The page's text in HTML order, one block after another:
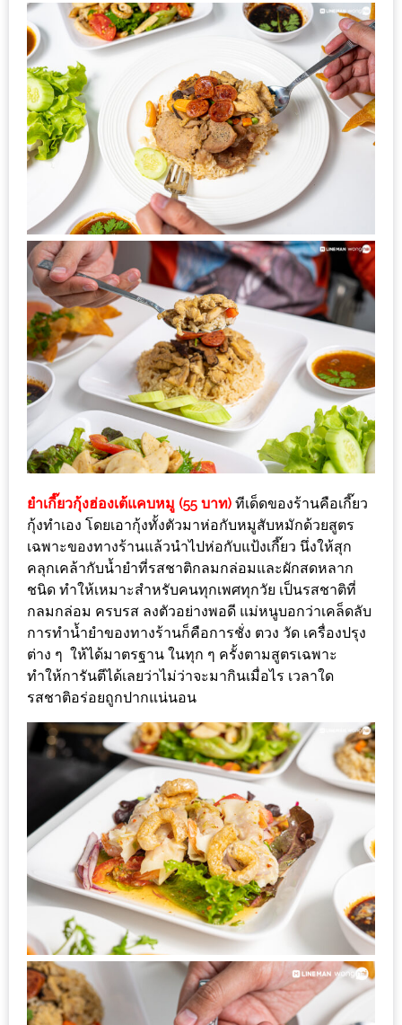
งาน
แฟร์
เรื่อง
บ้าน
ที่
ทุก
คน
ต้อง
มา
พบ
สินค้า
เรื่อง
บ้าน
คุ้ม
ครบ
จบ
เดียว
HOMEPRO
FAIR
2017
เชียงใหม่
จัด
เต็ม
กับ
แผนที่
ร้าน
กระทะ
ทั่ว
เชียงใหม่
ไม่
บาน
ปลาย
อิ่ม
ชิ
ไม่
เกิน
ยำเกี๊ยวกุ้งฮ่องเต้แคบหมู (55 บาท) ทีเด็ดของร้านคือเกี๊ยว
กุ้งทำเอง โดยเอากุ้งทั้งตัวมาห่อกับหมูสับหมักด้วยสูตร
เฉพาะของทางร้านแล้วนำไปห่อกับแป้งเกี๊ยว นึ่งให้สุก
คลุกเคล้ากับน้ำยำที่รสชาติกลมกล่อมและผักสดหลาก
ชนิด ทำให้เหมาะสำหรับคนทุกเพศทุกวัย เป็นรสชาติที่
กลมกล่อม ครบรส ลงตัวอย่างพอดี แม่หนูบอกว่าเคล็ดลับ
การทำน้ำยำของทางร้านก็คือการชั่ง ตวง วัด เครื่องปรุง
ต่าง ๆ ให้ได้มาตรฐาน ในทุก ๆ ครั้งตามสูตรเฉพาะ
ทำให้การันตีได้เลยว่าไม่ว่าจะมากินเมื่อไร เวลาใด
รสชาติอร่อยถูกปากแน่นอน